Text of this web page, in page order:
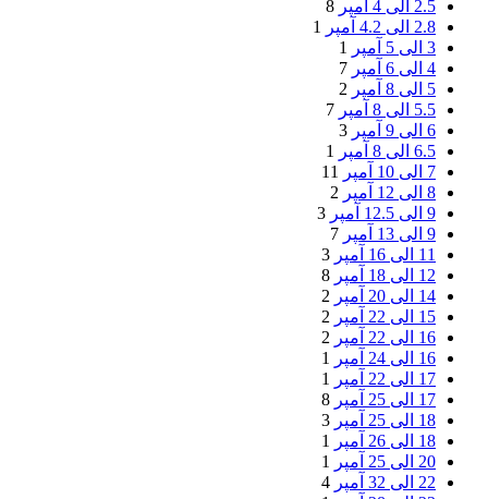
2.5 الی 4 آمپر
8
2.8 الی 4.2 آمپر
1
3 الی 5 آمپر
1
4 الی 6 آمپر
7
5 الی 8 آمپر
2
5.5 الی 8 آمپر
7
6 الی 9 آمپر
3
6.5 الی 8 آمپر
1
7 الی 10 آمپر
11
8 الی 12 آمپر
2
9 الی 12.5 آمپر
3
9 الی 13 آمپر
7
11 الی 16 آمپر
3
12 الی 18 آمپر
8
14 الی 20 آمپر
2
15 الی 22 آمپر
2
16 الی 22 آمپر
2
16 الی 24 آمپر
1
17 الی 22 آمپر
1
17 الی 25 آمپر
8
18 الی 25 آمپر
3
18 الی 26 آمپر
1
20 الی 25 آمپر
1
22 الی 32 آمپر
4